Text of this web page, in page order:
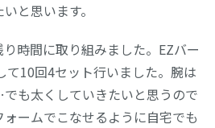
と思います。
時間に取り組みました。EZバー
て10回4セット行いました。腕は
も太くしていきたいと思うので
ームでこなせるように自宅でも